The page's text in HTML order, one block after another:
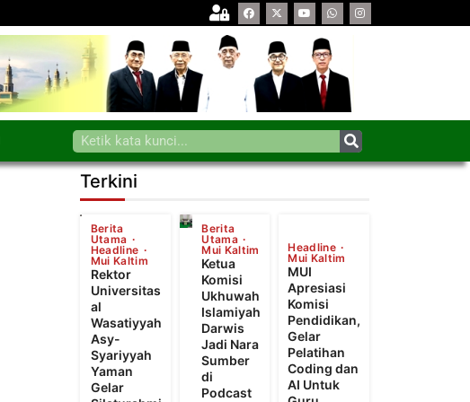
Terkini
Berita
Utama
Headline
Mui Kaltim
Rektor
Universitas
al
Wasatiyyah
Asy-
Syariyyah
Yaman
Gelar
Berita
Utama
Mui Kaltim
Ketua
Komisi
Ukhuwah
Islamiyah
Darwis
Jadi Nara
Sumber
di
Podcast
Headline
Mui Kaltim
MUI
Apresiasi
Komisi
Pendidikan,
Gelar
Pelatihan
Coding dan
AI Untuk